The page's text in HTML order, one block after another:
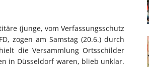
(junge, vom Verfassungsschutz
zogen am Samstag (20.6.) durch
die Versammlung Ortsschilder
in Düsseldorf waren, blieb unklar.